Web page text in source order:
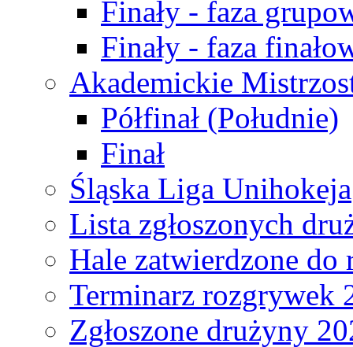
Finały - faza
Finały - faza
Akademickie
Półfinał (Południe)
Finał
Śląska Liga Unihokeja
Lista zgłoszonych
Hale zatwierdzone do
Terminarz rozgrywek
Zgłoszone drużyny